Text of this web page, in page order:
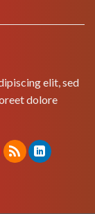
elit, sed
dolore